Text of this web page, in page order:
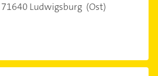
71640 Ludwigsburg (Ost)